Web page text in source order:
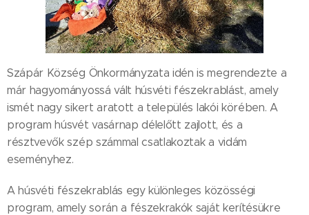
Szápár Község Önkormányzata idén is megrendezte a
már hagyományossá vált húsvéti fészekrablást, amely
ismét nagy sikert aratott a település lakói körében. A
program húsvét vasárnap délelőtt zajlott, és a
résztvevők szép számmal csatlakoztak a vidám
eseményhez.
A húsvéti fészekrablás egy különleges közösségi
program, amely során a fészekrakók saját kerítésükre